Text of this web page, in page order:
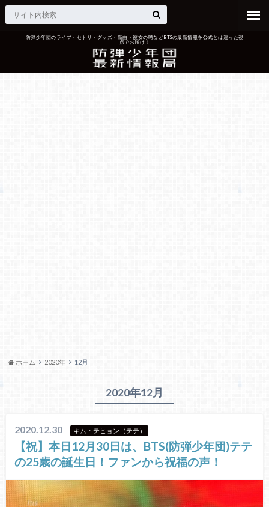
防弾少年団のライブ・セトリ・グッズ・新曲・彼女の噂などBTSの最新情報を公式とは違った視
点でお届け！
ホーム 2020年 12月
2020年12月
2020.12.30 キム・テヒョン（テテ）
【祝】本日12月30日は、BTS(防弾少年団)テテ
の25歳の誕生日！ファンから祝福の声！